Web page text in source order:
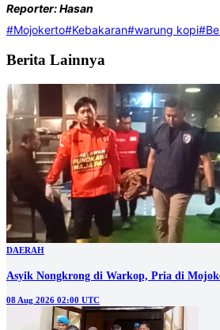
Reporter: Hasan
#Mojokerto#Kebakaran#warung kopi
Berita Lainnya
DAERAH
Asyik Nongkrong di Warkop, Pria di
08 Aug 2026 02:00 UTC